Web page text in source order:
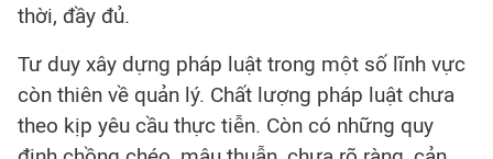
thời, đầy đủ.
Tư duy xây dựng pháp luật trong một số lĩnh vực
còn thiên về quản lý. Chất lượng pháp luật chưa
theo kịp yêu cầu thực tiễn. Còn có những quy